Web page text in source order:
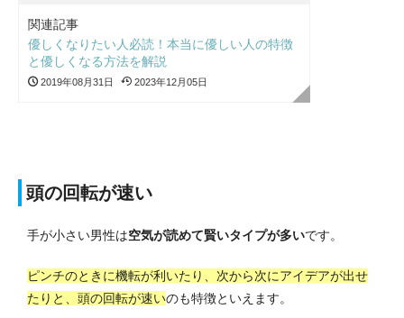
関連記事
優しくなりたい人必読！本当に優しい人の特徴
と優しくなる方法を解説
2019年08月31日 2023年12月05日
頭の回転が速い
手が小さい男性は空気が読めて賢いタイプが多いです。
ピンチのときに機転が利いたり、次から次にアイデアが出せ
たりと、頭の回転が速いのも特徴といえます。